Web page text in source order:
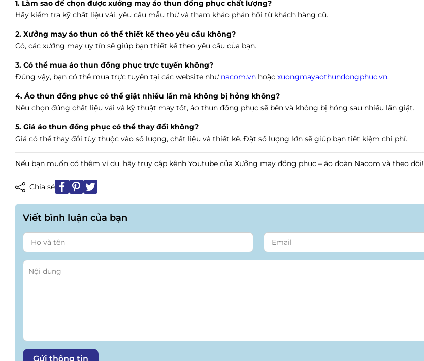
1. Làm sao để chọn được xưởng may áo thun đồng phục chất lượng?
Hãy kiểm tra kỹ chất liệu vải, yêu cầu mẫu thử và tham khảo phản hồi từ khách hàng cũ.
2. Xưởng may áo thun có thể thiết kế theo yêu cầu không?
Có, các xưởng may uy tín sẽ giúp bạn thiết kế theo yêu cầu của bạn.
3. Có thể mua áo thun đồng phục trực tuyến không?
Đúng vậy, bạn có thể mua trực tuyến tại các website như nacom.vn hoặc xuongmayaothundongphuc.vn.
4. Áo thun đồng phục có thể giặt nhiều lần mà không bị hỏng không?
Nếu chọn đúng chất liệu vải và kỹ thuật may tốt, áo thun đồng phục sẽ bền và không bị hỏng sau nhiều lần giặt.
5. Giá áo thun đồng phục có thể thay đổi không?
Giá có thể thay đổi tùy thuộc vào số lượng, chất liệu và thiết kế. Đặt số lượng lớn sẽ giúp bạn tiết kiệm chi phí.
Nếu bạn muốn có thêm ví dụ, hãy truy cập kênh Youtube của Xưởng may đồng phục – áo đoàn Nacom và theo dõi!
Chia sẻ
Viết bình luận của bạn
Gửi thông tin